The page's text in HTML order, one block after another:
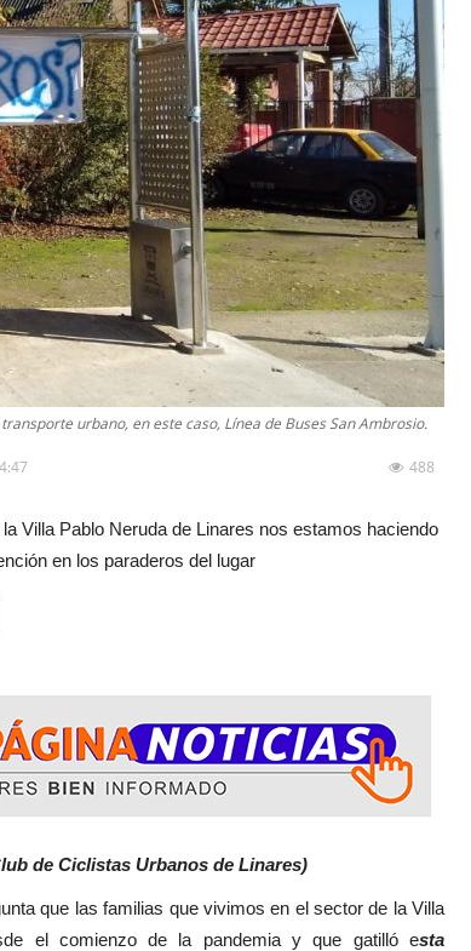
urbano, en este caso, Línea de Buses San Ambrosio.
488
Villa Pablo Neruda de Linares nos estamos haciendo
en los paraderos del lugar
de Ciclistas Urbanos de Linares)
que vivimos en el sector de la Villa
el comienzo de la pandemia y que gatilló esta